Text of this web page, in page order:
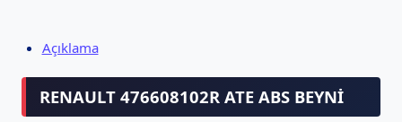
Açıklama
RENAULT 476608102R ATE ABS BEYNI